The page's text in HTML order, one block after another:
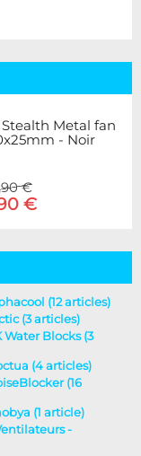
Metal fan
- Noir
€
€
(12 articles)
(3 articles)
Blocks (3
(4 articles)
(16
(1 article)
-